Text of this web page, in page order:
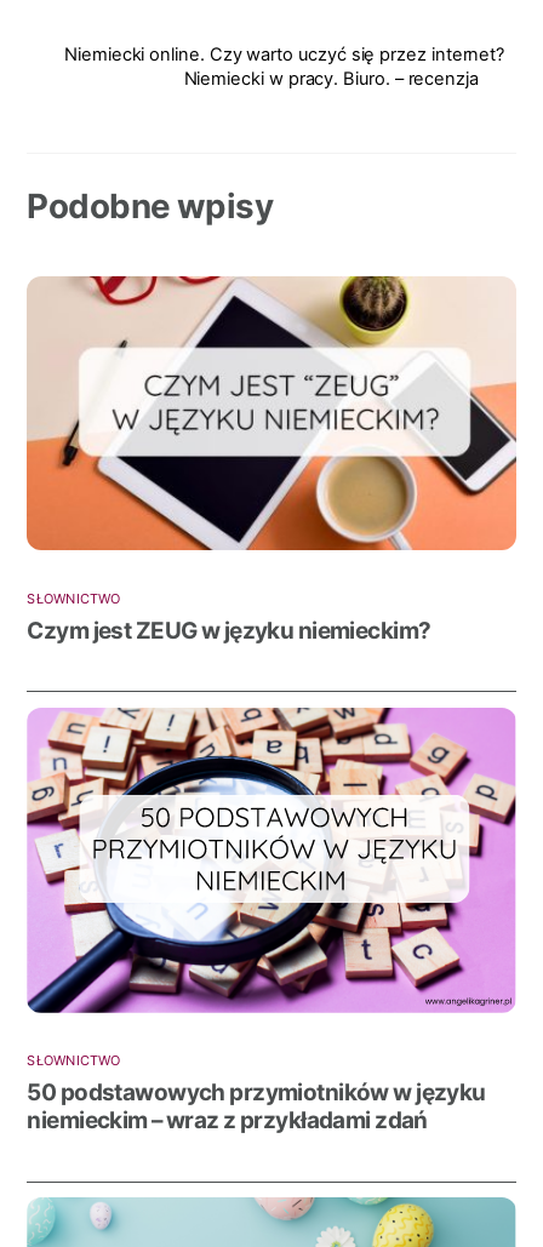
b
k
A e
er
gr
a
Niemiecki online. Czy warto uczyć się przez internet?
Niemiecki w pracy. Biuro. – recenzja
Podobne wpisy
SŁOWNICTWO
Czym jest ZEUG w języku niemieckim?
SŁOWNICTWO
50 podstawowych przymiotników w języku
niemieckim – wraz z przykładami zdań